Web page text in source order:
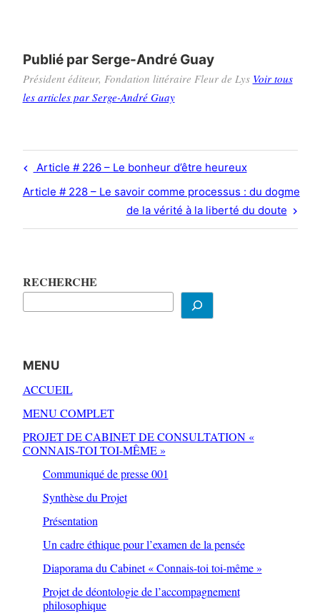
Publié par Serge-André Guay
Président éditeur, Fondation littéraire Fleur de Lys Voir tous
les articles par Serge-André Guay
Navigation
de
l’article
Previous
Post
Article # 226 – Le bonheur d’être heureux
Next
Article # 228 – Le savoir comme processus : du dogme
de la vérité à la liberté du doute
RECHERCHE
MENU
ACCUEIL
MENU COMPLET
PROJET DE CABINET DE CONSULTATION «
CONNAIS-TOI TOI-MÊME »
Communiqué de presse 001
Synthèse du Projet
Présentation
Un cadre éthique pour l’examen de la pensée
Diaporama du Cabinet « Connais-toi toi-même »
Projet de déontologie de l’accompagnement
philosophique